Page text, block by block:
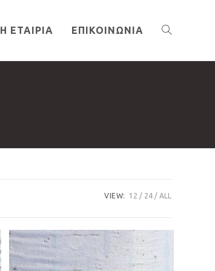
Η ΕΤΑΙΡΊΑ ΕΠΙΚΟΙΝΩΝΊΑ TOGGLE
SEARCH
VIEW: 12 24 ALL